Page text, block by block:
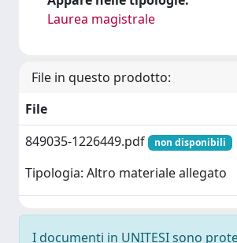
Laurea magistrale
File in questo prodotto:
File
849035-1226449.pdf
non disponibili
Tipologia: Altro materiale allegato
I documenti in UNITESI sono